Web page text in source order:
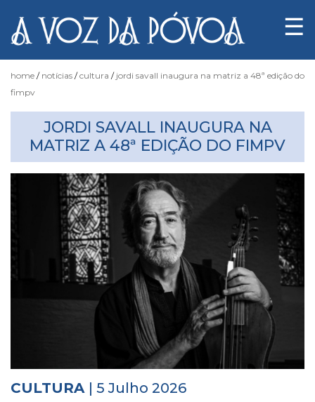
Notícias
Fotógrafo
Contactos
☰
home notícias cultura
jordi savall inaugura na matriz a 48ª edição do
fimpv
JORDI SAVALL INAUGURA NA
MATRIZ A 48ª EDIÇÃO DO FIMPV
CULTURA | 5 Julho 2026